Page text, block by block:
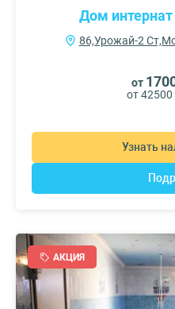
Дом интернат
86,Урожай-2
от
от 42500
Узнать
АКЦИЯ